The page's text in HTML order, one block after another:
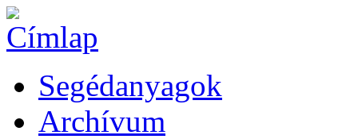
Segédanyagok
Archívum